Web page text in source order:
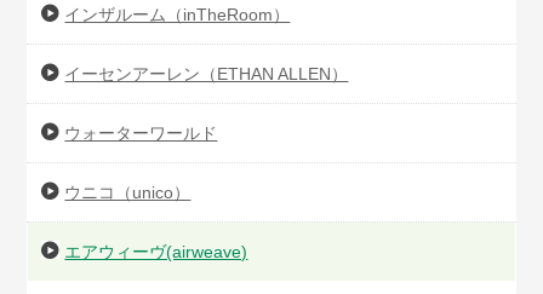
インザルーム（inTheRoom）
イーセンアーレン（ETHAN ALLEN）
ウォーターワールド
ウニコ（unico）
エアウィーヴ(airweave)